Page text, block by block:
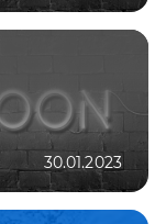
30.01.2023